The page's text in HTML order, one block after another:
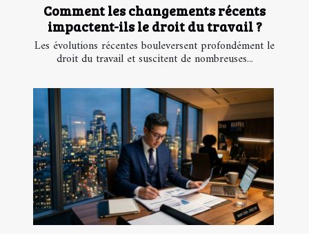
Comment les changements récents
impactent-ils le droit du travail ?
Les évolutions récentes bouleversent profondément le
droit du travail et suscitent de nombreuses...